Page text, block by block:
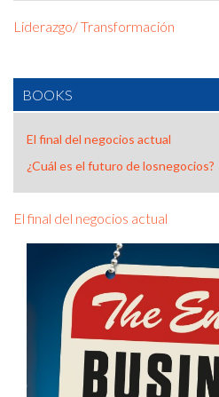
Liderazgo/ Transformación
BOOKS
El final del negocios actual
¿Cuál es el futuro de losnegocios?
El final del negocios actual